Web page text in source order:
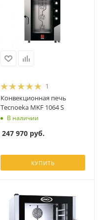
1
Конвекционная печь
Tecnoeka MKF 1064 S
В наличии
247 970 руб.
КУПИТЬ